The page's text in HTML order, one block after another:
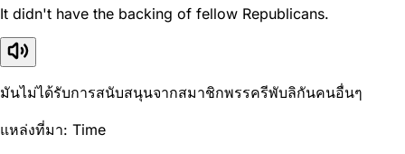
It didn't have the backing of fellow Republicans.
มันไม่ได้รับการสนับสนุนจากสมาชิกพรรครีพับลิกันคนอื่นๆ
แหล่งที่มา: Time